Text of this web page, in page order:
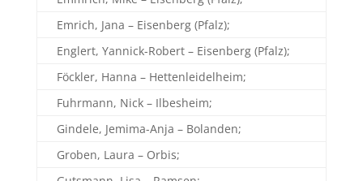
Emrich, Jana – Eisenberg (Pfalz);
Englert, Yannick-Robert – Eisenberg (Pfalz);
Föckler, Hanna – Hettenleidelheim;
Fuhrmann, Nick – Ilbesheim;
Gindele, Jemima-Anja – Bolanden;
Groben, Laura – Orbis;